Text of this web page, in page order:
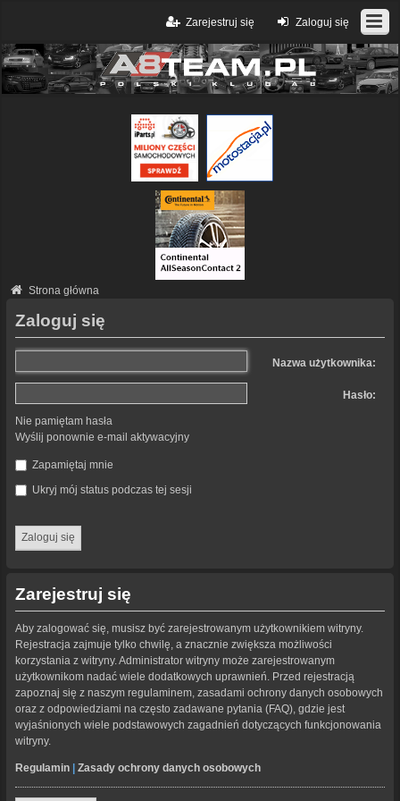
Zaloguj się
Zarejestruj się
Strona główna
Zaloguj się
Nazwa użytkownika:
Hasło:
Nie pamiętam hasła
Wyślij ponownie e-mail aktywacyjny
Zapamiętaj mnie
Ukryj mój status podczas tej sesji
Zarejestruj się
Aby zalogować się, musisz być zarejestrowanym użytkownikiem witryny.
Rejestracja zajmuje tylko chwilę, a znacznie zwiększa możliwości
korzystania z witryny. Administrator witryny może zarejestrowanym
użytkownikom nadać wiele dodatkowych uprawnień. Przed rejestracją
zapoznaj się z naszym regulaminem, zasadami ochrony danych osobowych
oraz z odpowiedziami na często zadawane pytania (FAQ), gdzie jest
wyjaśnionych wiele podstawowych zagadnień dotyczących funkcjonowania
witryny.
Regulamin Zasady ochrony danych osobowych